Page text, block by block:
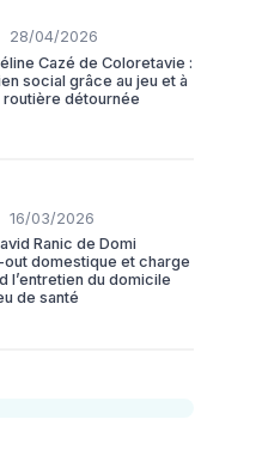
28/04/2026
Cazé de Coloretavie :
social grâce au jeu et à
routière détournée
16/03/2026
Ranic de Domi
out domestique et charge
l’entretien du domicile
de santé